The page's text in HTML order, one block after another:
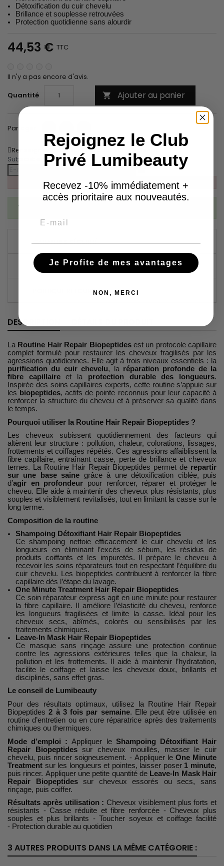
Détoxification du cuir chevelu
Brillance et souplesse retrouvées
Protection quotidienne sans alourdir
44,53 € TTC
Il n'y a pas encore d'avis.
Quantité
 Ajouter au panier
Partager
Renseignez-vous sur le produit sur WhatsApp
Subscribe To When In Stock
You have successfully subscribed to this product
GARANTIES SÉCURITÉ
POLITIQUE DE LIVRAISON
POLITIQUE RETOURS
DESCRIPTION
La Routine Hair Repair Biopeptidesest un protocole capillaire
complet formulé pour restaurer les cheveux fragilisés par les
agressions quotidiennes. Elle agit à trois niveaux essentiels : la
purification du cuir chevelu, la réparation profonde de la
fibre capillaireet la protection durable des longueurs.
Inspirée des soins capillaires experts, cette routine s’appuie sur
les biopeptides, actifs de pointe reconnus pour leur capacité à
renforcer la structure du cheveu et à préserver sa qualité dans
le temps.
Pourquoi utiliser la Routine Hair Repair Biopeptides ?
Les cheveux subissent quotidiennement des facteurs qui
altèrent leur structure : pollution, chaleur, colorations, lissages,
frottements et coiffages répétés. Ces agressions affaiblissent la
fibre capillaire, entraînant casse, perte de brillance et cheveux
ternes. La Routine Hair Repair Biopeptides permet de repartir
sur une base saine grâce à une détoxification ciblée, puis
d’agir en profondeur pour renforcer, réparer et protéger le
cheveu. Elle aide à maintenir des cheveux plus résistants, plus
souples et visiblement revitalisés, tout en limitant la casse sur le
long terme.
Composition de la routine
Shampoing Détoxifiant Hair Repair Biopeptides
Ce shampoing nettoie efficacement le cuir chevelu et les
longueurs en éliminant l’excès de sébum, les résidus de
produits coiffants et les impuretés. Il prépare le cheveu à
recevoir les soins réparateurs tout en respectant l’équilibre du
cuir chevelu. Les biopeptides contribuent à renforcer la fibre
capillaire dès l’étape du lavage.
One Minute Treatment Hair Repair Biopeptides
Ce soin réparateur express agit en une minute pour restaurer
la fibre capillaire. Il améliore l’élasticité du cheveu, renforce
les longueurs fragilisées et limite la casse. Idéal pour les
cheveux secs, abîmés, colorés ou sensibilisés par les
traitements chimiques.
Leave-In Mask Hair Repair Biopeptides
Ce masque sans rinçage assure une protection continue
contre les agressions extérieures telles que la chaleur, la
pollution et les frottements. Il aide à maintenir l’hydratation,
facilite le coiffage et laisse les cheveux doux, brillants et
disciplinés, sans effet gras.
Le conseil de Lumibeauty
Pour des résultats optimaux, utilisez la Routine Hair Repair
Biopeptides2 à 3 fois par semaine. Elle peut être utilisée en
routine d’entretien ou en cure réparatrice après des traitements
chimiques ou thermiques.
Mode d’emploi :Appliquer le Shampoing Détoxifiant Hair
Repair Biopeptidessur cheveux mouillés, masser le cuir
chevelu, puis rincer soigneusement. - Appliquer le One Minute
Treatment sur les longueurs et pointes, laisser poser 1 minute,
puis rincer. Appliquer une petite quantité de Leave-In Mask Hair
Repair Biopeptidessur cheveux essorés ou secs, sans
rinçage, puis coiffer.
Résultats après utilisation : Cheveux visiblement plus forts et
résistants - Casse réduite et fibre renforcée - Cheveux plus
souples et plus brillants - Toucher soyeux et coiffage facilité
- Protection durable au quotidien
3 AUTRES PRODUITS DANS LA MÊME CATÉGORIE :
Rejoignez le Club
Privé Lumibeauty
Recevez -10% immédiatement +
accès prioritaire aux nouveautés.
Je Profite de mes avantages
NON, MERCI